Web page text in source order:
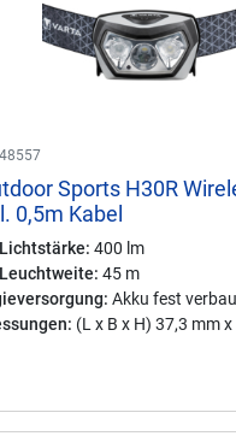
Sports H30R
0,5m Kabel
400 lm
45 m
Akku fest
(L x B x H) 37,3 mm